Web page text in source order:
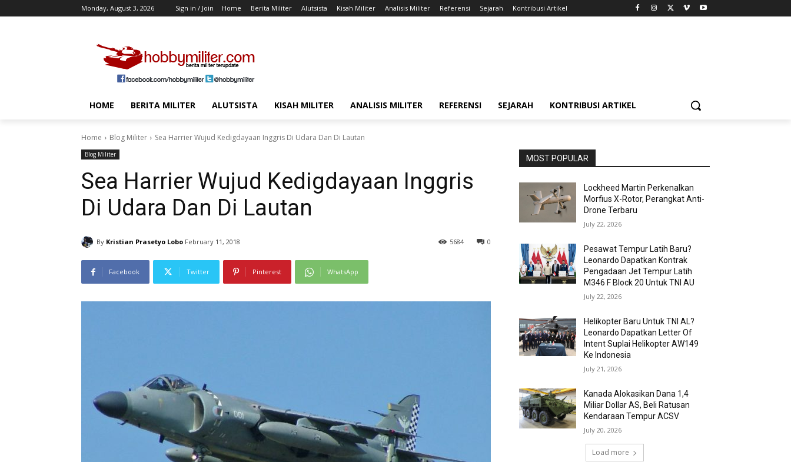
Monday, August 3, 2026 Sign in / Join Home Berita Militer Alutsista Kisah Militer Analisis Militer Referensi Sejarah Kontribusi Artikel
HOME BERITA MILITER ALUTSISTA KISAH MILITER ANALISIS MILITER REFERENSI SEJARAH KONTRIBUSI ARTIKEL
Home Blog Militer Sea Harrier Wujud Kedigdayaan Inggris Di Udara Dan Di Lautan
Blog Militer
Sea Harrier Wujud Kedigdayaan Inggris
Di Udara Dan Di Lautan
By Kristian Prasetyo Lobo February 11, 2018 0
5684
Facebook Twitter Pinterest WhatsApp
MOST POPULAR
Lockheed Martin Perkenalkan
Morfius X-Rotor, Perangkat Anti-
Drone Terbaru
July 22, 2026
Pesawat Tempur Latih Baru?
Leonardo Dapatkan Kontrak
Pengadaan Jet Tempur Latih
M346 F Block 20 Untuk TNI AU
July 22, 2026
Helikopter Baru Untuk TNI AL?
Leonardo Dapatkan Letter Of
Intent Suplai Helikopter AW149
Ke Indonesia
July 21, 2026
Kanada Alokasikan Dana 1,4
Miliar Dollar AS, Beli Ratusan
Kendaraan Tempur ACSV
July 20, 2026
Load more